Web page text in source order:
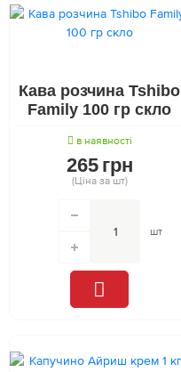
Кава розчина Tshibo
Family 100 гр скло
в наявності
265 грн
(Ціна за шт)
шт